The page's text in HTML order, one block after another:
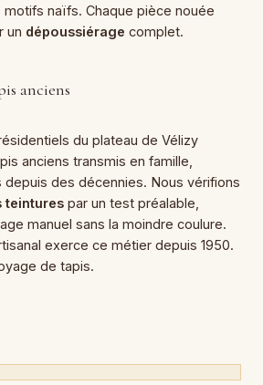
naïfs. Chaque pièce nouée
un dépoussiérage complet.
anciens
du plateau de Vélizy
anciens transmis en famille,
des décennies. Nous vérifions
teintures par un test préalable,
manuel sans la moindre coulure.
exerce ce métier depuis 1950.
de tapis.